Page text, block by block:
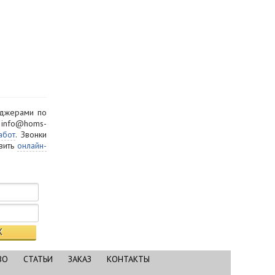
по
. Звонки
онлайн-
СТАТЬИ ЗАКАЗ КОНТАКТЫ